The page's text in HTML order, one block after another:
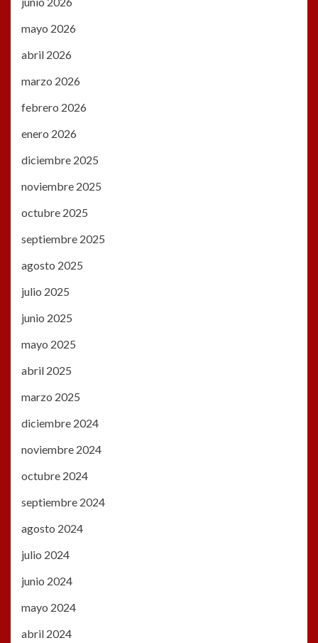
mayo 2026
abril 2026
marzo 2026
febrero 2026
enero 2026
diciembre 2025
noviembre 2025
octubre 2025
septiembre 2025
agosto 2025
julio 2025
junio 2025
mayo 2025
abril 2025
marzo 2025
diciembre 2024
noviembre 2024
octubre 2024
septiembre 2024
agosto 2024
julio 2024
junio 2024
mayo 2024
abril 2024